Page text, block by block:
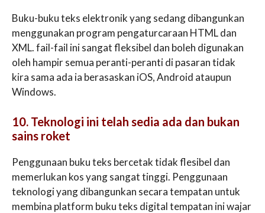
Buku-buku teks elektronik yang sedang dibangunkan
menggunakan program pengaturcaraan HTML dan
XML. fail-fail ini sangat fleksibel dan boleh digunakan
oleh hampir semua peranti-peranti di pasaran tidak
kira sama ada ia berasaskan iOS, Android ataupun
Windows.
10. Teknologi ini telah sedia ada dan bukan
sains roket
Penggunaan buku teks bercetak tidak flesibel dan
memerlukan kos yang sangat tinggi. Penggunaan
teknologi yang dibangunkan secara tempatan untuk
membina platform buku teks digital tempatan ini wajar